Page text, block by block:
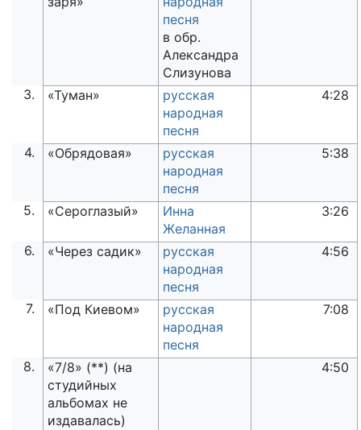
песня
в обр.
Александра
Слизунова
3.
«Туман»
русская
народная
песня
4:28
4. «Обрядовая»
русская
народная
песня
5:38
5. «Сероглазый»
Инна
Желанная
3:26
6. «Через садик»
русская
народная
песня
4:56
7. «Под Киевом»
русская
народная
песня
7:08
8.
«7/8» (**) (на
студийных
альбомах не
издавалась)
4:50